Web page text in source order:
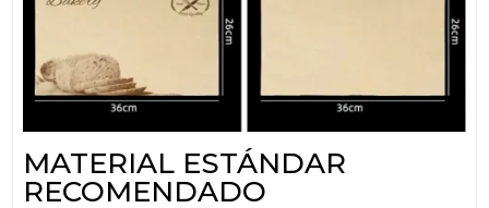
MATERIAL ESTÁNDAR
RECOMENDADO